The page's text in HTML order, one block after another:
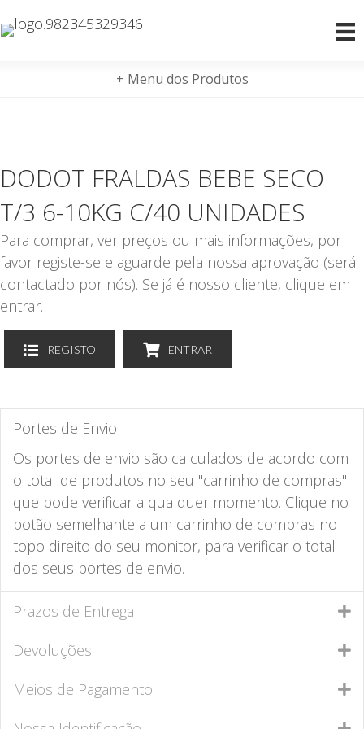
+ Menu dos Produtos
DODOT FRALDAS BEBE SECO
T/3 6-10KG C/40 UNIDADES
Para comprar, ver preços ou mais informações, por
favor registe-se e aguarde pela nossa aprovação (será
contactado por nós). Se já é nosso cliente, clique em
entrar.
REGISTO ENTRAR
Portes de Envio
Os portes de envio são calculados de acordo com
o total de produtos no seu "carrinho de compras"
que pode verificar a qualquer momento. Clique no
botão semelhante a um carrinho de compras no
topo direito do seu monitor, para verificar o total
dos seus portes de envio.
Prazos de Entrega
Devoluções
Meios de Pagamento